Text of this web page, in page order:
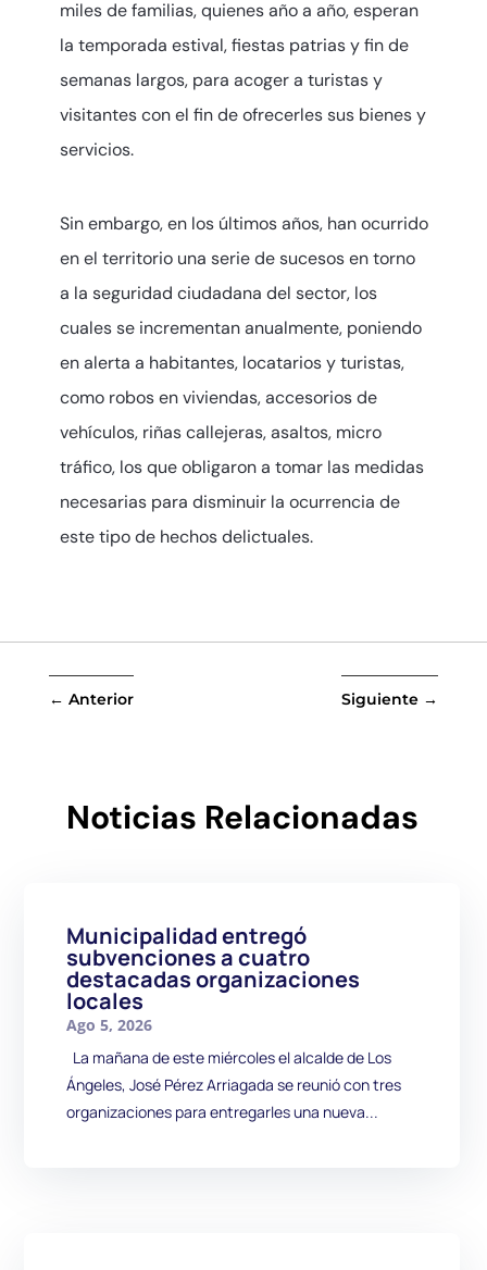
miles de familias, quienes año a año, esperan
la temporada estival, fiestas patrias y fin de
semanas largos, para acoger a turistas y
visitantes con el fin de ofrecerles sus bienes y
servicios.
Sin embargo, en los últimos años, han ocurrido
en el territorio una serie de sucesos en torno
a la seguridad ciudadana del sector, los
cuales se incrementan anualmente, poniendo
en alerta a habitantes, locatarios y turistas,
como robos en viviendas, accesorios de
vehículos, riñas callejeras, asaltos, micro
tráfico, los que obligaron a tomar las medidas
necesarias para disminuir la ocurrencia de
este tipo de hechos delictuales.
← Anterior Siguiente →
Noticias Relacionadas
Municipalidad entregó
subvenciones a cuatro
destacadas organizaciones
locales
Ago 5, 2026
La mañana de este miércoles el alcalde de Los
Ángeles, José Pérez Arriagada se reunió con tres
organizaciones para entregarles una nueva...